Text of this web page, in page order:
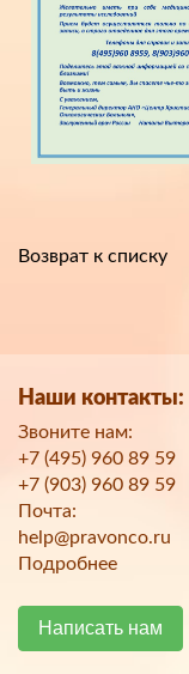
Возврат к списку
Наши контакты:
Звоните нам:
+7 (495) 960 89 59
+7 (903) 960 89 59
Почта:
help@pravonco.ru
Подробнее
Написать нам